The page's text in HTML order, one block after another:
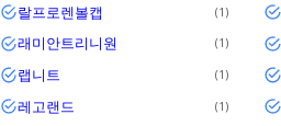
랄프로렌볼캡 1
래미안트리니원 1
랩니트 1
레고랜드 1